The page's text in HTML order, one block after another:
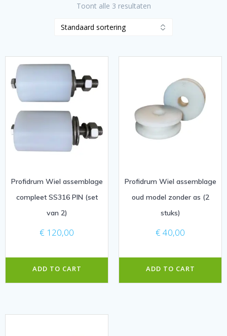
Toont alle 3 resultaten
Profidrum Wiel assemblage
compleet SS316 PIN (set
van 2)
€ 120,00
ADD TO CART
Profidrum Wiel assemblage
oud model zonder as (2
stuks)
€ 40,00
ADD TO CART